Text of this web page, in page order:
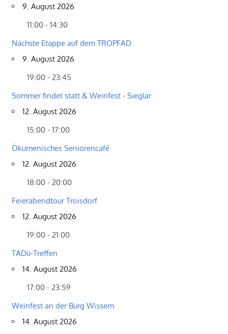
9. August 2026
11:00 - 14:30
Nächste Etappe auf dem TROPFAD
9. August 2026
19:00 - 23:45
Sommer findet statt & Weinfest - Sieglar
12. August 2026
15:00 - 17:00
Ökumenisches Seniorencafé
12. August 2026
18:00 - 20:00
Feierabendtour Troisdorf
12. August 2026
19:00 - 21:00
TADü-Treffen
14. August 2026
17:00 - 23:59
Weinfest an der Burg Wissem
14. August 2026